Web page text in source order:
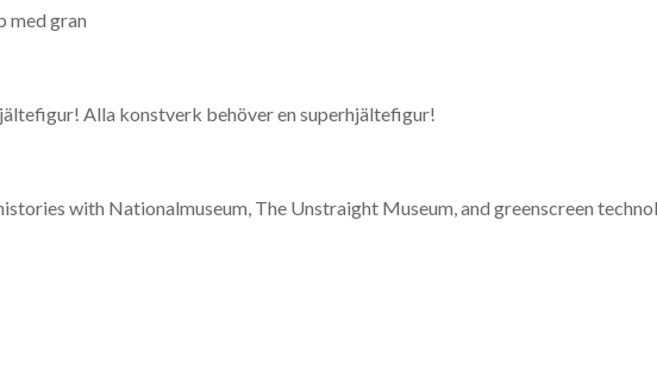
med gran
Alla konstverk behöver en superhjältefigur!
with Nationalmuseum, The Unstraight Museum, and greenscreen